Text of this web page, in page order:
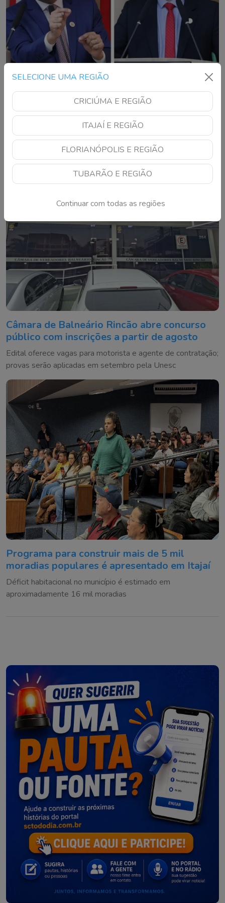
SELECIONE UMA REGIÃO
CRICIÚMA E REGIÃO
ITAJAÍ E REGIÃO
FLORIANÓPOLIS E REGIÃO
TUBARÃO E REGIÃO
Continuar com todas as regiões
Vereadores de Criciúma se envolvem em
polêmica durante debate na Câmara
Embates envolvem defensores de prefeito de Criciúma e do
governador de Santa Catarina
Câmara de Balneário Rincão abre concurso
público com inscrições a partir de agosto
Edital oferece vagas para motorista e agente de contratação;
provas serão aplicadas em setembro pela Unesc
Programa para construir mais de 5 mil
moradias populares é apresentado em Itajaí
Déficit habitacional no município é estimado em
aproximadamente 16 mil moradias